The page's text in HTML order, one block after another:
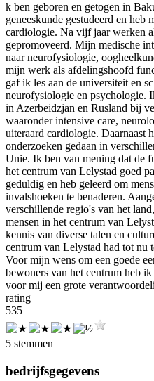
k ben geboren en getogen in
geneeskunde gestudeerd en heb
cardiologie. Na vijf jaar werken
gepromoveerd. Mijn medische
naar neurofysiologie,
mijn werk als afdelingshoofd
gaf ik les aan de universiteit en
neurofysiologie en psychologie.
in Azerbeidzjan en Rusland bij
waaronder intensive care,
uiteraard cardiologie. Daarnaast
onderzoeken gedaan in
Unie. Ik ben van mening dat de
het centrum van Lelystad goed
geduldig en heb geleerd om
invalshoeken te benaderen.
verschillende regio's van het
mensen in het centrum van
kennis van diverse talen en
centrum van Lelystad had tot nu
Voor mijn wens om een goede
bewoners van het centrum heb
voor mij een grote
rating
535
5 stemmen
bedrijfsgegevens